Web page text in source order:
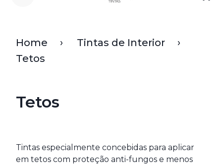
Home
Tintas de Interior
Tetos
Tetos
Tintas especialmente concebidas para aplicar
em tetos com proteção anti-fungos e menos